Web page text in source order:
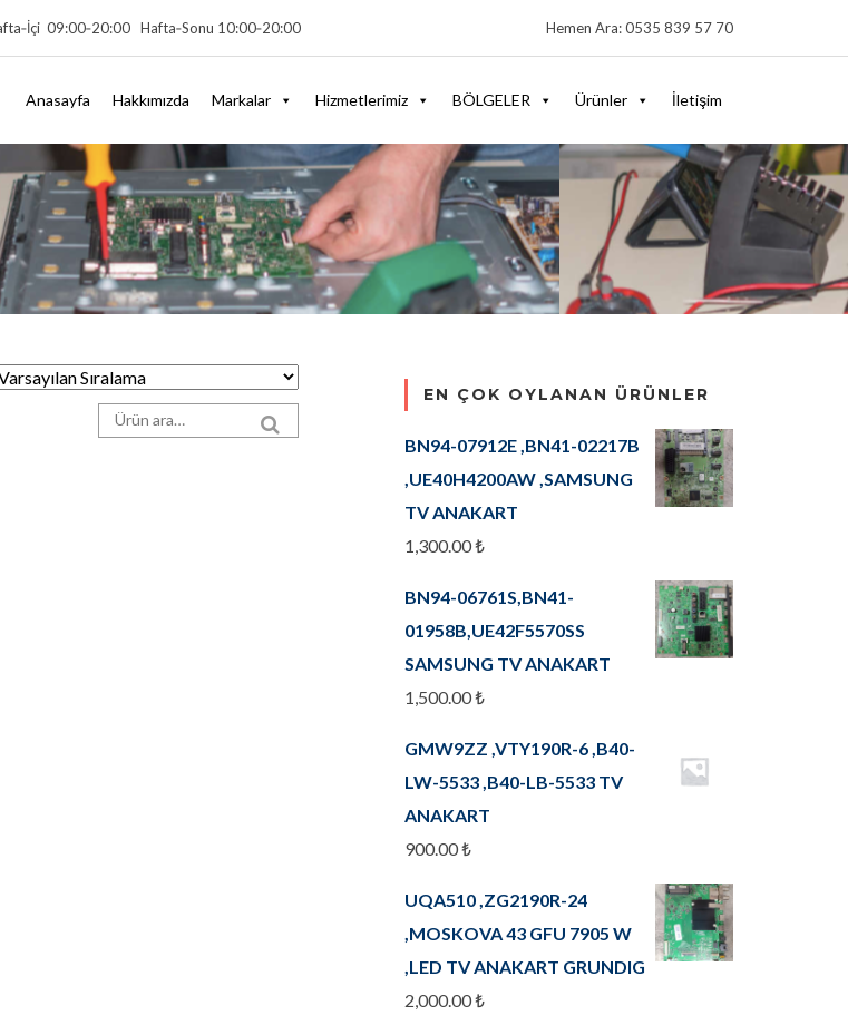
09:00‑20:00 Hafta‑Sonu 10:00‑20:00 Hemen Ara: 0535 839 57 70
Anasayfa Hakkımızda Markalar Hizmetlerimiz BÖLGELER Ürünler İletişim
Arama sonuçları:
EN ÇOK OYLANAN ÜRÜNLER
BN94-07912E ,BN41-02217B
,UE40H4200AW ,SAMSUNG
TV ANAKART
1,300.00₺
BN94-06761S,BN41-
01958B,UE42F5570SS
SAMSUNG TV ANAKART
1,500.00₺
GMW9ZZ ,VTY190R-6 ,B40-
LW-5533 ,B40-LB-5533 TV
ANAKART
900.00₺
UQA510 ,ZG2190R-24
,MOSKOVA 43 GFU 7905 W
,LED TV ANAKART GRUNDIG
2,000.00₺